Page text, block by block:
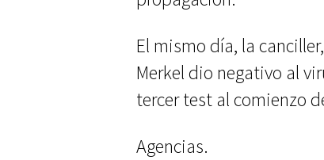
El mismo día, la
Merkel dio negativo al
tercer test al comienzo
Agencias.